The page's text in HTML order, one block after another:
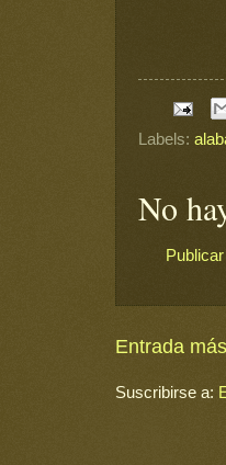
Labels:
No
Entrada
Suscribirse a: